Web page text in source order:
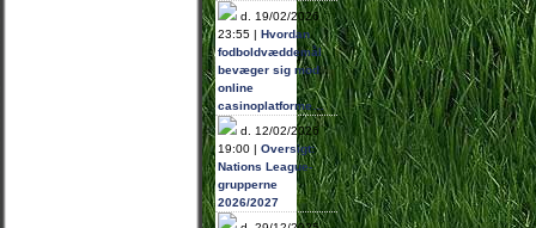
d. 19/02/2026
23:55 | Hvordan
fodboldvæddemål
bevæger sig mod
online
casinoplatforme…
d. 12/02/2026
19:00 | Oversigt:
Nations League-
grupperne
2026/2027